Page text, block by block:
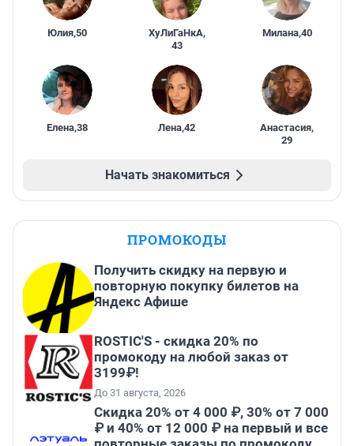
Юлия,50 ХуЛиГаНкА,
43
Милана,40
Елена,38 Лена,42 Анастасия,
29
Начать знакомиться
ПРОМОКОДЫ
Получить скидку на первую и
повторную покупку билетов на
Яндекс Афише
ROSTIC'S - скидка 20% по
промокоду на любой заказ от
3199₽!
До 31 августа, 2026
Скидка 20% от 4 000 ₽, 30% от 7 000
₽ и 40% от 12 000 ₽ на первый и все